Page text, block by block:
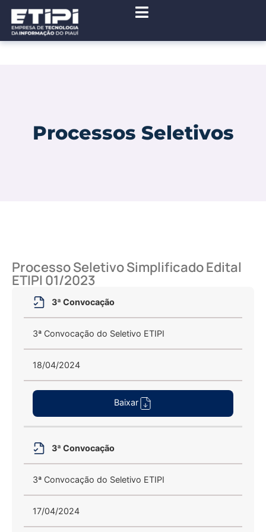
Processos Seletivos
Processo Seletivo Simplificado Edital
ETIPI 01/2023
Título Descrição
3ª Convocação
3ª Convocação do Seletivo ETIPI
18/04/2024
Baixar
3ª Convocação
3ª Convocação do Seletivo ETIPI
17/04/2024